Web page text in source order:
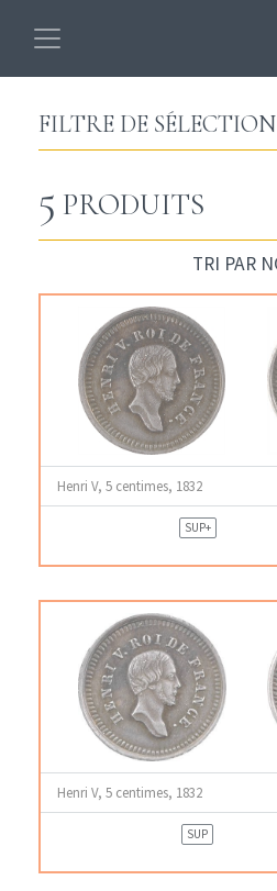
FILTRE DE SÉLECTION
5 PRODUITS
Henri V, 5 centimes, 1832
SUP+
Henri V, 5 centimes, 1832
SUP